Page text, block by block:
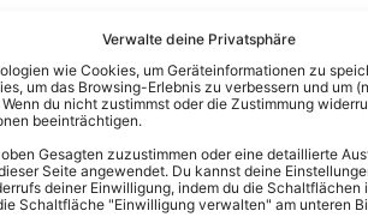
Verwalte deine Privatsphäre
wie Cookies, um Geräteinformationen zu
um das Browsing-Erlebnis zu verbessern und um
du nicht zustimmst oder die Zustimmung
beeinträchtigen.
Gesagten zuzustimmen oder eine detaillierte
Seite angewendet. Du kannst deine
deiner Einwilligung, indem du die
Schaltfläche "Einwilligung verwalten" am unteren
Euch auch interessieren:
Eghard Schumann ist der Musikproduzent
vom „Schlager-Spaß mit Andy Borg“: Mit
uns sprach er über den Job und sein Leben